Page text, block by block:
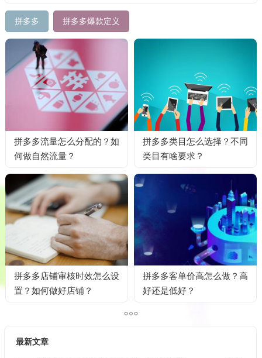
拼多多 拼多多爆款定义
拼多多流量怎么分配的？如
何做自然流量？
拼多多类目怎么选择？不同
类目有啥要求？
拼多多店铺审核时效怎么设
置？如何做好店铺？
拼多多客单价高怎么做？高
好还是低好？
最新文章